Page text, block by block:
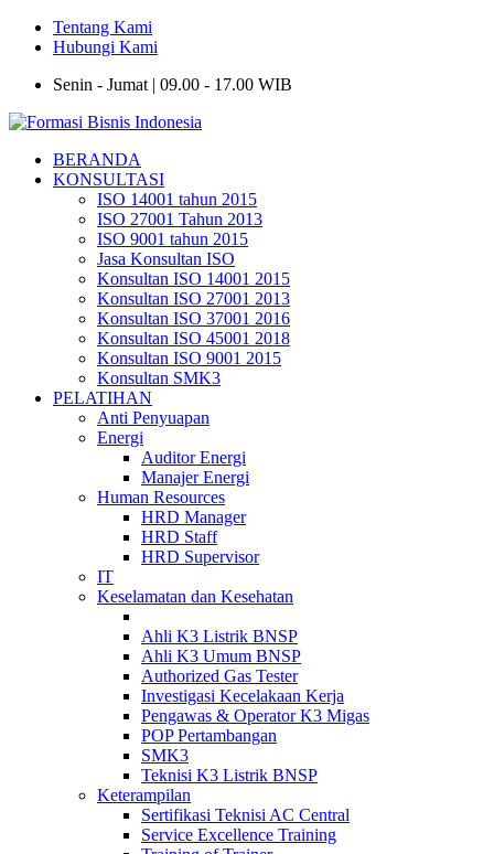
Tentang Kami
Hubungi Kami
Senin - Jumat | 09.00 - 17.00 WIB
BERANDA
KONSULTASI
ISO 14001 tahun 2015
ISO 27001 Tahun 2013
ISO 9001 tahun 2015
Jasa Konsultan ISO
Konsultan ISO 14001 2015
Konsultan ISO 27001 2013
Konsultan ISO 37001 2016
Konsultan ISO 45001 2018
Konsultan ISO 9001 2015
Konsultan SMK3
PELATIHAN
Anti Penyuapan
Energi
Auditor Energi
Manajer Energi
Human Resources
HRD Manager
HRD Staff
HRD Supervisor
IT
Keselamatan dan Kesehatan
Ahli K3 Listrik BNSP
Ahli K3 Umum BNSP
Authorized Gas Tester
Investigasi Kecelakaan Kerja
Pengawas & Operator K3 Migas
POP Pertambangan
SMK3
Teknisi K3 Listrik BNSP
Keterampilan
Sertifikasi Teknisi AC Central
Service Excellence Training